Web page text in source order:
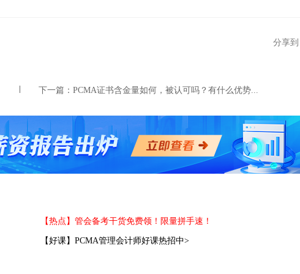
分享
下一篇： PCMA证书含金量如何，被认可吗？有什么优势...
【热点】管会备考干货免费领！限量拼手速！
【好课】PCMA管理会计师好课热招中>